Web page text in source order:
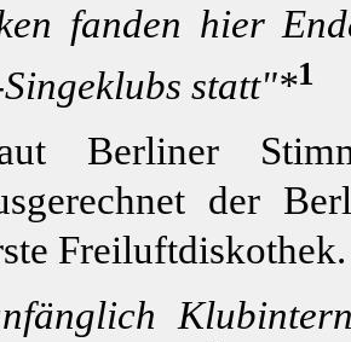
fanden hier
statt"*1
Berliner
der
Freiluftdiskothek.